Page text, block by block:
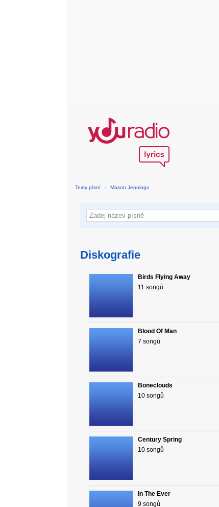
Texty písní › Mason Jennings
Diskografie
Birds Flying Away
11 songů
Blood Of Man
7 songů
Boneclouds
10 songů
Century Spring
10 songů
In The Ever
9 songů